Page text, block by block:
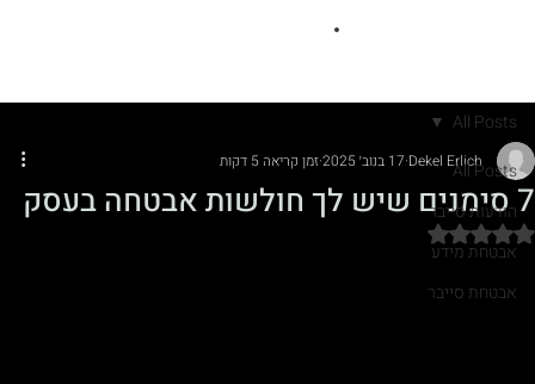
All Posts
הודעות סייבר
אבטחת מידע
אבטחת סייבר
All Posts
7 סימנים שיש לך חולשות אבטחה בעסק
Dekel Erlich 17 בנוב׳ 2025 זמן קריאה 5 דקות
דירוג של NaN מתוך 5 כוכבים